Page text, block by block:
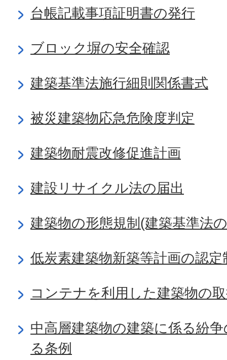
台帳記載事項証明書の発行
ブロック塀の安全確認
建築基準法施行細則関係書式
被災建築物応急危険度判定
建築物耐震改修促進計画
建設リサイクル法の届出
建築物の形態規制(建築基準法
低炭素建築物新築等計画の認定
コンテナを利用した建築物の
中高層建築物の建築に係る紛
る条例